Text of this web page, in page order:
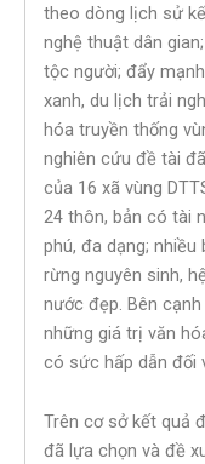
theo dòng lịch sử
nghệ thuật dân
tộc người; đẩy
xanh, du lịch trải
hóa truyền thống
nghiên cứu đề tài
của 16 xã vùng
24 thôn, bản có tài
phú, đa dạng;
rừng nguyên sinh,
nước đẹp. Bên
những giá trị văn
có sức hấp dẫn đối
Trên cơ sở kết quả
đã lựa chọn và đề